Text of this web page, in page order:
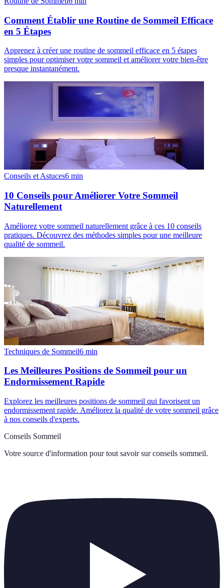
Comment Établir une Routine de Sommeil Efficace
en 5 Étapes
Apprenez à créer une routine de sommeil efficace en 5 étapes
simples pour optimiser votre sommeil et améliorer votre bien-être
presque instantanément.
Conseils et Astuces6 min
10 Conseils pour Améliorer Votre Sommeil
Naturellement
Améliorez votre sommeil naturellement grâce à ces 10 conseils
pratiques. Découvrez des méthodes simples pour une meilleure
qualité de sommeil.
Techniques de Sommeil6 min
Les Meilleures Positions de Sommeil pour un
Endormissement Rapide
Explorez les meilleures positions de sommeil qui favorisent un
endormissement rapide. Améliorez la qualité de votre sommeil grâce
à nos conseils d'experts.
Conseils Sommeil
Votre source d'information pour tout savoir sur conseils sommeil.